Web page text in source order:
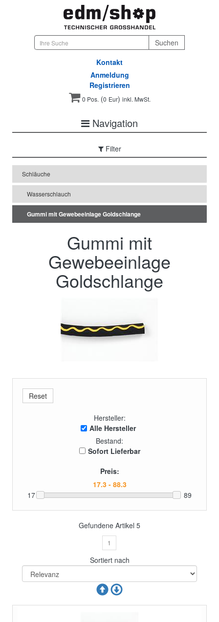
Kontakt
Anmeldung
Registrieren
0 Pos.(0 Eur) inkl. MwSt.
Navigation
Filter
Schläuche
Wasserschlauch
Gummi mit Gewebeeinlage Goldschlange
Gummi mit
Gewebeeinlage
Goldschlange
Hersteller:
Alle Hersteller
Bestand:
Sofort Lieferbar
Preis:
17 89
Gefundene Artikel 5
1
Sortiert nach